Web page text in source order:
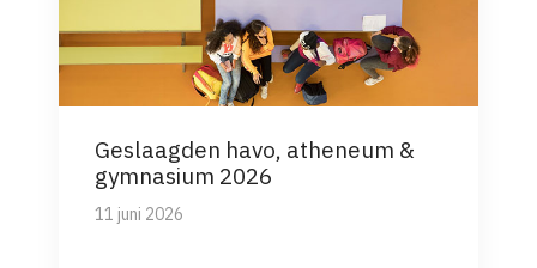
Geslaagden havo, atheneum &
gymnasium 2026
11 juni 2026